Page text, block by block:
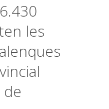
les